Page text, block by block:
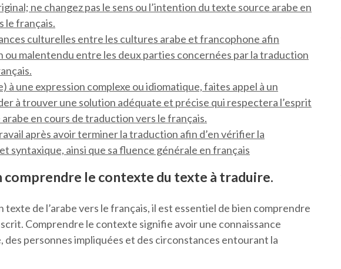
ne changez pas le sens ou l’intention du texte source arabe en
le français.
culturelles entre les cultures arabe et francophone afin
ou malentendu entre les deux parties concernées par la traduction
à une expression complexe ou idiomatique, faites appel à un
à trouver une solution adéquate et précise qui respectera l’esprit
en cours de traduction vers le français.
après avoir terminer la traduction afin d’en vérifier la
syntaxique, ainsi que sa fluence générale en français
comprendre le contexte du texte à traduire.
texte de l’arabe vers le français, il est essentiel de bien comprendre
Comprendre le contexte signifie avoir une connaissance
personnes impliquées et des circonstances entourant la